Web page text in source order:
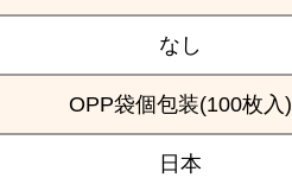
なし
OPP袋個包装(100枚入)
日本